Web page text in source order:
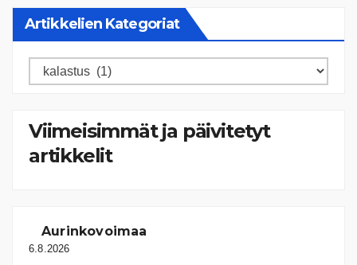
Artikkelien Kategoriat
Artikkelien
Viimeisimmät ja päivitetyt
artikkelit
Aurinkovoimaa
6.8.2026